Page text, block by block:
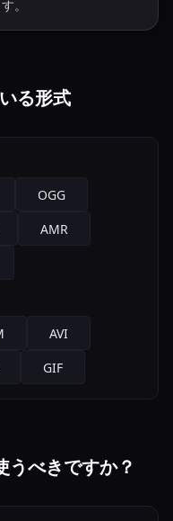
。
る形式
OGG
AMR
AVI
GIF
うべきですか？